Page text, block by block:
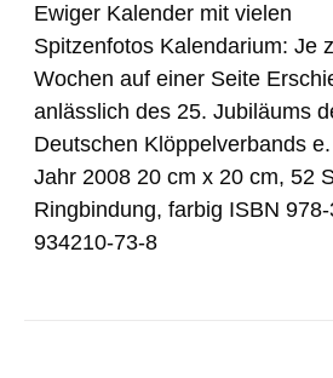
Ewiger Kalender mit vielen
Spitzenfotos Kalendarium: Je
Wochen auf einer Seite
anlässlich des 25. Jubiläums
Deutschen Klöppelverbands e.
Jahr 2008 20 cm x 20 cm, 52
Ringbindung, farbig ISBN
934210-73-8